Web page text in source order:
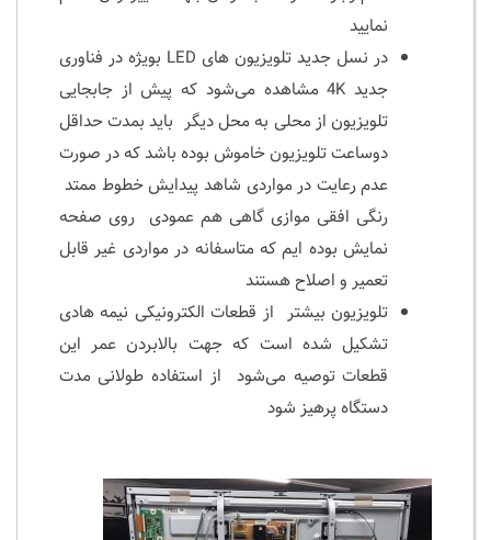
نمایید
در نسل جدید تلویزیون های LED بویژه در فناوری
جدید 4K مشاهده می‌شود که پیش از جابجایی
تلویزیون از محلی به محل دیگر باید بمدت حداقل
دوساعت تلویزیون خاموش بوده باشد که در صورت
عدم رعایت در مواردی شاهد پیدایش خطوط ممتد
رنگی افقی موازی گاهی هم عمودی روی صفحه
نمایش بوده ایم که متاسفانه در مواردی غیر قابل
تعمیر و اصلاح هستند
تلویزیون بیشتر از قطعات الکترونیکی نیمه هادی
تشکیل شده است که جهت بالابردن عمر این
قطعات توصیه می‌شود از استفاده طولانی مدت
دستگاه پرهیز شود